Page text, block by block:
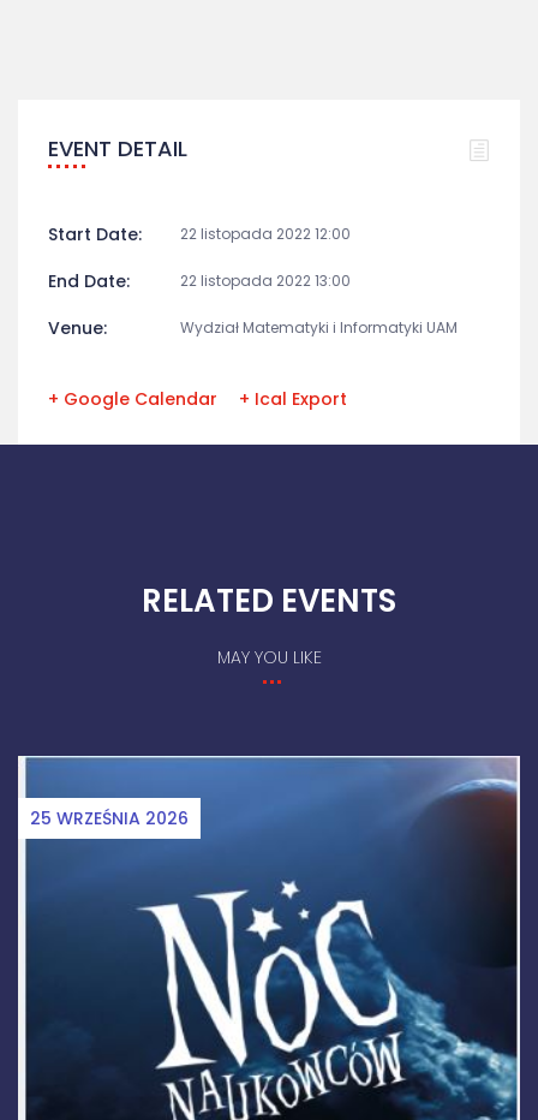
EVENT DETAIL
Start Date: 22 listopada 2022 12:00
End Date: 22 listopada 2022 13:00
Venue: Wydział Matematyki i Informatyki UAM
+ Google Calendar + Ical Export
RELATED EVENTS
MAY YOU LIKE
25 WRZEŚNIA 2026